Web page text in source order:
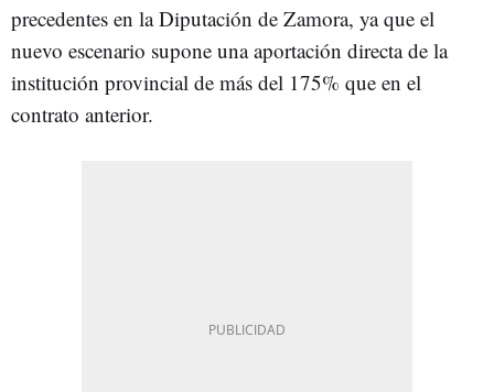
precedentes en la Diputación de Zamora, ya que el
nuevo escenario supone una aportación directa de la
institución provincial de más del 175% que en el
contrato anterior.